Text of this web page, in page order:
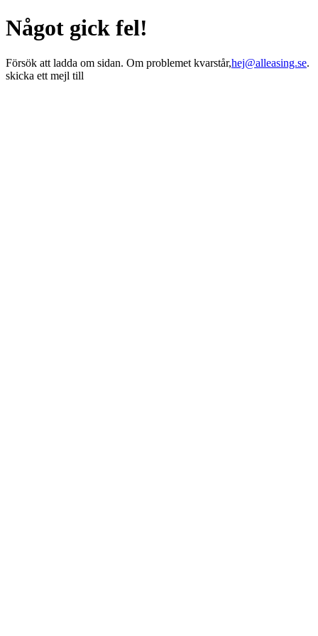
Något gick fel!
Försök att ladda om sidan. Om problemet kvarstår,hej@alleasing.se.
skicka ett mejl till